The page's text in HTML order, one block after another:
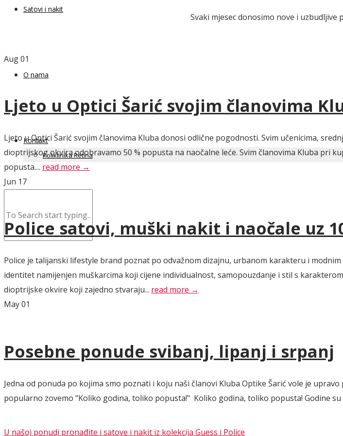
Satovi i nakit
O nama
Kontakt
Poliklinika Retina
Svaki mjesec donosimo nove i uzbudljive
Aug01
Ljeto u Optici Šarić svojim članovima
Ljeto u Optici Šarić svojim članovima Kluba donosi odlične pogodnosti. Svim učenicima,
dioptrijskog okvira odobravamo 50 % popusta na naočalne leće. Svim članovima Kluba pri
popusta.... read more →
Jun 17
Police satovi, muški nakit i naočale uz
Police je talijanski lifestyle brand poznat po odvažnom dizajnu, urbanom karakteru i
identitet namijenjen muškarcima koji cijene individualnost, samopouzdanje i stil s
dioptrijske okvire koji zajedno stvaraju... read more →
May01
Posebne ponude svibanj, lipanj i srpanj
Jedna od ponuda po kojima smo poznati i koju naši članovi Kluba Optike Šarić vole je
popularno zovemo "Koliko godina, toliko popusta!" Koliko godina, toliko popusta! Godine
U našoj ponudi pronađite i satove i nakit iz kolekcija Guess i Police